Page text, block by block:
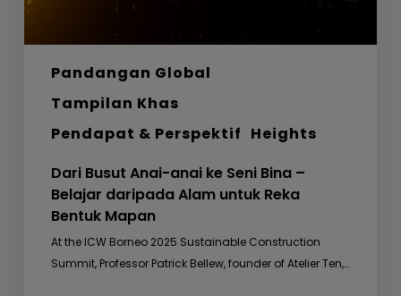
Pandangan Global
Tampilan Khas
Pendapat & Perspektif Heights
daripada
Reka
Bentuk
Dari Busut Anai-anai ke Seni Bina –
Belajar daripada Alam untuk Reka
Bentuk Mapan
At the ICW Borneo 2025 Sustainable Construction
Summit, Professor Patrick Bellew, founder of Atelier Ten,…